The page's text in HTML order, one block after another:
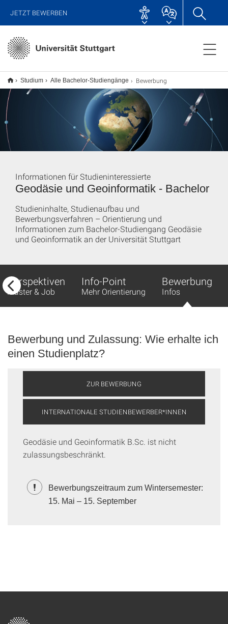
JETZT BEWERBEN
Studium Alle Bachelor-Studiengänge Bewerbung
Geodäsie und Geoinformatik - Bachelor
Informationen für Studieninteressierte
Studieninhalte, Studienaufbau und
Bewerbungsverfahren – Orientierung und
Informationen zum Bachelor-Studiengang Geodäsie
und Geoinformatik an der Universität Stuttgart
Perspektiven
Master & Job
Info-Point
Mehr Orientierung
Bewerbung
Infos
Bewerbung und Zulassung: Wie erhalte ich
einen Studienplatz?
ZUR BEWERBUNG
INTERNATIONALE STUDIENBEWERBER*INNEN
Geodäsie und Geoinformatik B.Sc. ist nicht
zulassungsbeschränkt.
Bewerbungszeitraum zum Wintersemester:
15. Mai – 15. September